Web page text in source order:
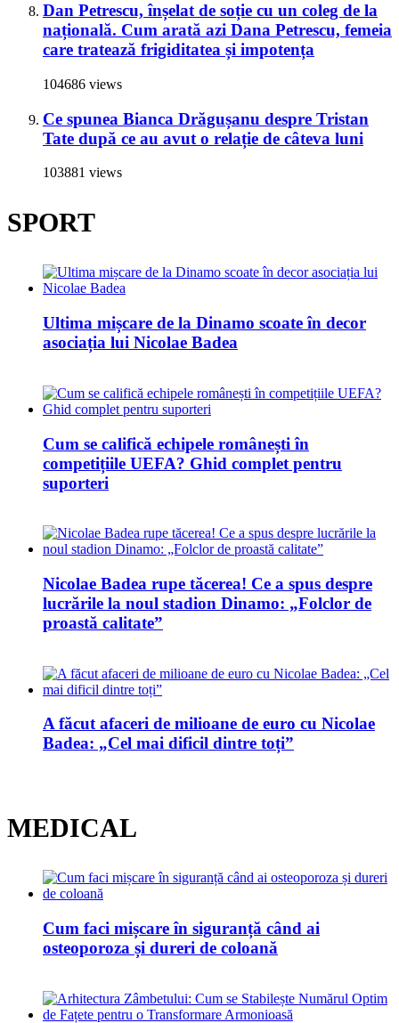
Dan Petrescu, înșelat de soție cu un coleg de la
națională. Cum arată azi Dana Petrescu, femeia
care tratează frigiditatea și impotența
104686 views
Ce spunea Bianca Drăgușanu despre Tristan
Tate după ce au avut o relație de câteva luni
103881 views
SPORT
Ultima mișcare de la Dinamo scoate în decor
asociația lui Nicolae Badea
Cum se califică echipele românești în
competițiile UEFA? Ghid complet pentru
suporteri
Nicolae Badea rupe tăcerea! Ce a spus despre
lucrările la noul stadion Dinamo: „Folclor de
proastă calitate”
A făcut afaceri de milioane de euro cu Nicolae
Badea: „Cel mai dificil dintre toți”
MEDICAL
Cum faci mișcare în siguranță când ai
osteoporoza și dureri de coloană